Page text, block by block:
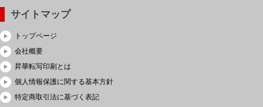
サイトマップ
トップページ
会社概要
昇華転写印刷とは
個人情報保護に関する基本方針
特定商取引法に基づく表記